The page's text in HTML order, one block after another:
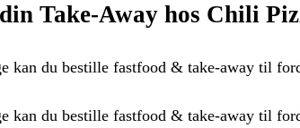
Take-Away hos Chili
kan du bestille fastfood & take-away til
kan du bestille fastfood & take-away til